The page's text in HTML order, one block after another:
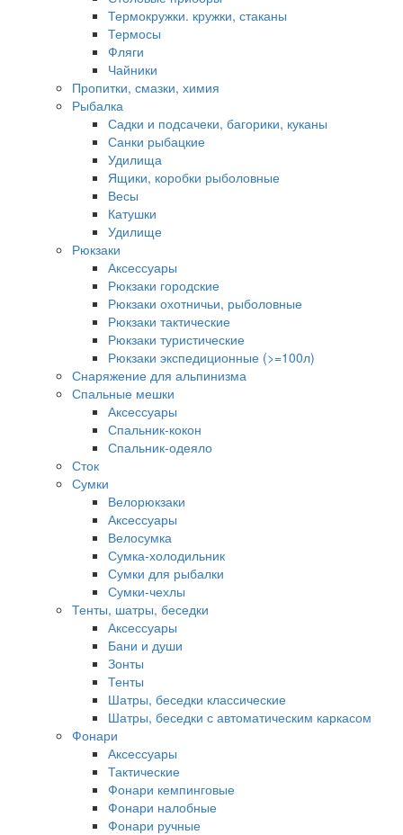
Термокружки. кружки, стаканы
Термосы
Фляги
Чайники
Пропитки, смазки, химия
Рыбалка
Садки и подсачеки, багорики, куканы
Санки рыбацкие
Удилища
Ящики, коробки рыболовные
Весы
Катушки
Удилище
Рюкзаки
Аксессуары
Рюкзаки городские
Рюкзаки охотничьи, рыболовные
Рюкзаки тактические
Рюкзаки туристические
Рюкзаки экспедиционные (>=100л)
Снаряжение для альпинизма
Спальные мешки
Аксессуары
Спальник-кокон
Спальник-одеяло
Сток
Сумки
Велорюкзаки
Аксессуары
Велосумка
Сумка-холодильник
Сумки для рыбалки
Сумки-чехлы
Тенты, шатры, беседки
Аксессуары
Бани и души
Зонты
Тенты
Шатры, беседки классические
Шатры, беседки с автоматическим каркасом
Фонари
Аксессуары
Тактические
Фонари кемпинговые
Фонари налобные
Фонари ручные